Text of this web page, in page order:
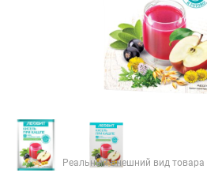
Реальный внешний вид товара